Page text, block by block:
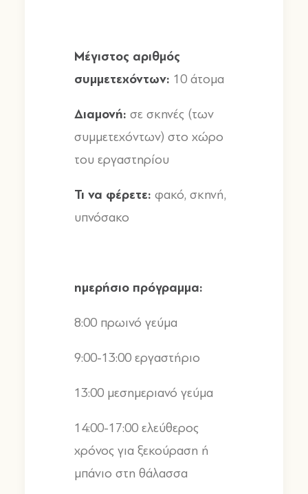
Μέγιστος αριθμός
συμμετεχόντων: 10 άτομα
Διαμονή: σε σκηνές (των
συμμετεχόντων) στο χώρο
του εργαστηρίου
Τι να φέρετε: φακό, σκηνή,
υπνόσακο
ημερήσιο πρόγραμμα:
8:00 πρωινό γεύμα
9:00-13:00 εργαστήριο
13:00 μεσημεριανό γεύμα
14:00-17:00 ελεύθερος
χρόνος για ξεκούραση ή
μπάνιο στη θάλασσα